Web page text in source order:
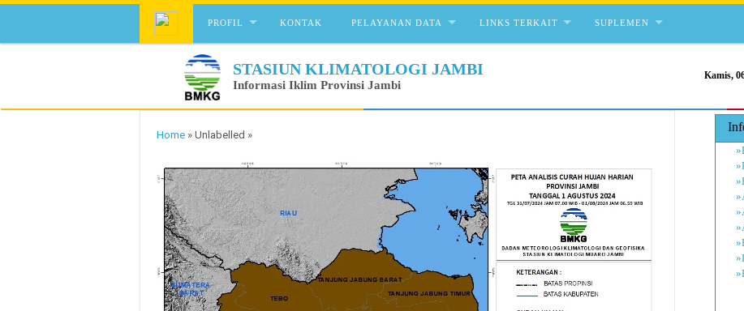
Skip to content
PROFIL KONTAK PELAYANAN DATA LINKS TERKAIT SUPLEMEN
STASIUN KLIMATOLOGI JAMBI
Informasi Iklim Provinsi Jambi
Kamis,
Home » Unlabelled »